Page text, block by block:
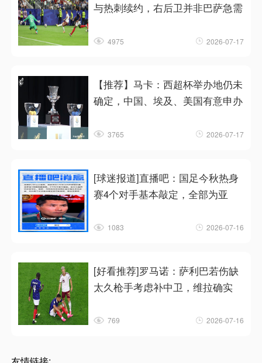
与热刺续约，右后卫并非巴萨急需
4975 2026-07-17
【推荐】马卡：西超杯举办地仍未
确定，中国、埃及、美国有意申办
3765 2026-07-17
[球迷报道]直播吧：国足今秋热身
赛4个对手基本敲定，全部为亚
1083 2026-07-16
[好看推荐]罗马诺：萨利巴若伤缺
太久枪手考虑补中卫，维拉确实
769 2026-07-16